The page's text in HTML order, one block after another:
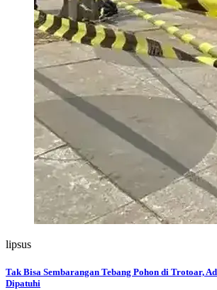
lipsus
Tak Bisa Sembarangan Tebang Pohon di Trotoar,
Dipatuhi